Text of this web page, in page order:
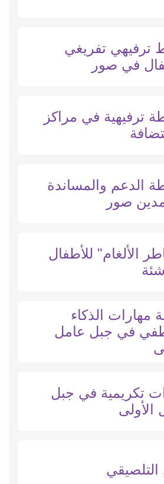
ترفيهي تفريغي
في صور
ترفيهية في مراكز
الدعم والمساندة
صور
الألغام" للأطفال
مهارات الذكاء
في جبل عامل
تكريمية في جبل
الأولى
التلصيقي